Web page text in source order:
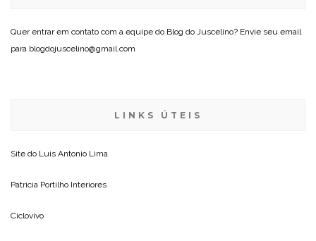
Quer entrar em contato com a equipe do Blog do Juscelino? Envie seu email
para blogdojuscelino@gmail.com
LINKS ÚTEIS
Site do Luis Antonio Lima
Patricia Portilho Interiores
Ciclovivo